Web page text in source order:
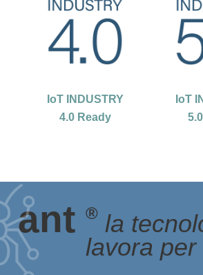
IoT INDUSTRY
4.0 Ready
IoT
ant ® la
lavora per